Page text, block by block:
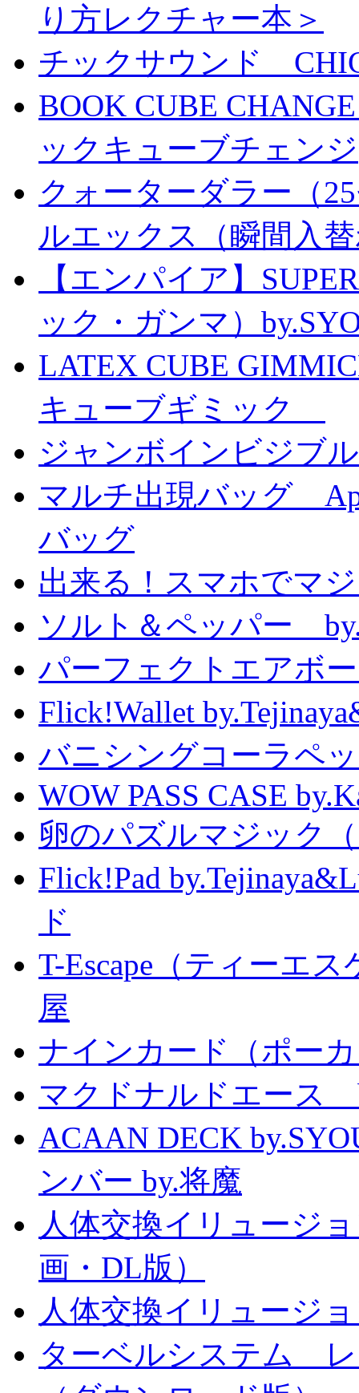
り方レクチャー本＞
チックサウンド
BOOK CUBE
ックキューブチェンジ
クォーターダラー（
ルエックス（瞬間入
【エンパイア】
ック・ガンマ）
LATEX CUBE
キューブギミック
ジャンボインビジブ
マルチ出現バッグ
バッグ
出来る！スマホでマ
ソルト＆ペッパー
パーフェクトエアボ
Flick!Wallet
バニシングコーラペ
WOW PASS CASE
卵のパズルマジック
Flick!Pad
ド
T-Escape（ティーエ
屋
ナインカード（ポー
マクドナルドエース
ACAAN DECK
ンバー by.将魔
人体交換イリュージ
画・DL版）
人体交換イリュージ
ターベルシステム